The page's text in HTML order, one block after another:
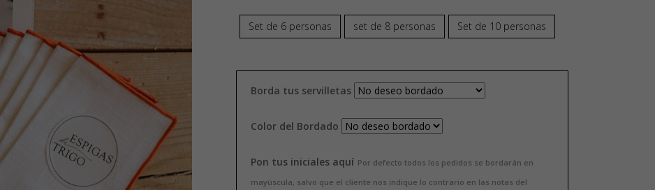
Set de 6 personas set de 8 personas Set de 10 personas
Borda tus servilletas
Color del Bordado
Pon tus iniciales aquí Por defecto todos los pedidos se bordarán en
mayúscula, salvo que el cliente nos indique lo contrario en las notas del